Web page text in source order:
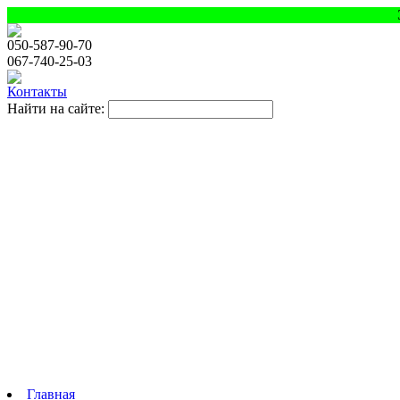
050-587-90-70
067-740-25-03
Контакты
Найти на сайте:
Главная